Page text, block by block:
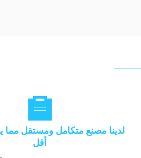

لدينا مصنع متكامل ومستقل مما
أقل